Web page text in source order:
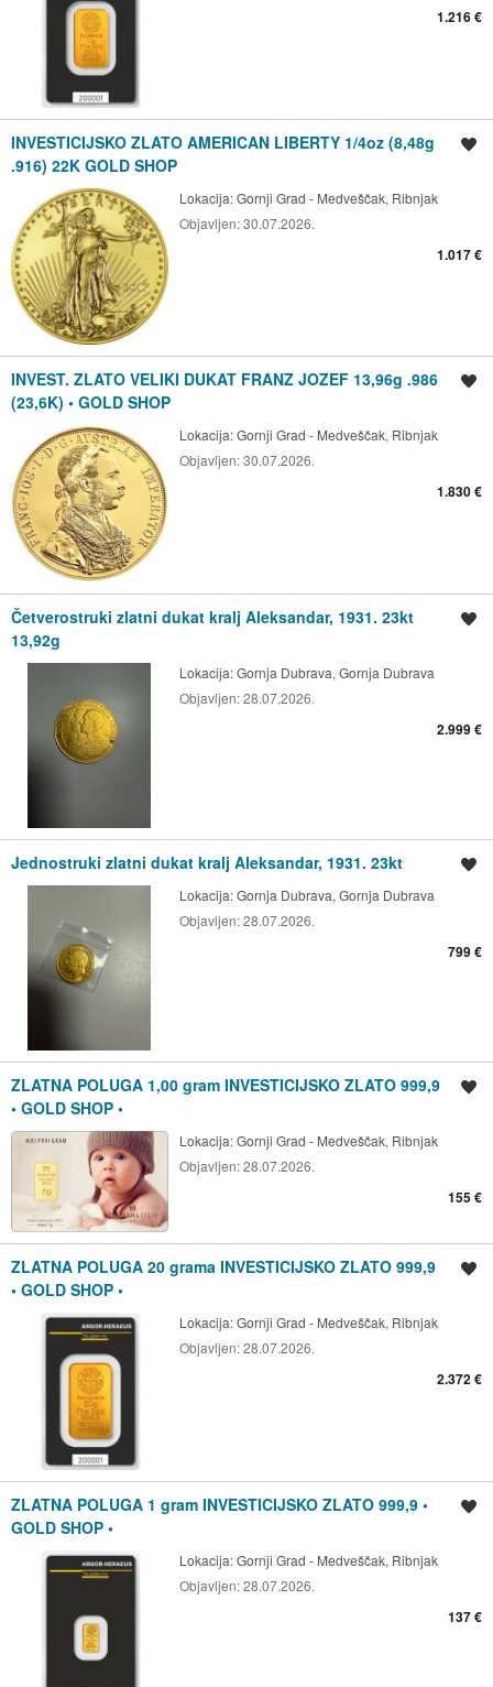
1.216 €
INVESTICIJSKO ZLATO AMERICAN LIBERTY 1/4oz (8,48g
.916) 22K GOLD SHOP
Lokacija:Gornji Grad - Medveščak, Ribnjak
Objavljen:30.07.2026.
1.017 €
INVEST. ZLATO VELIKI DUKAT FRANZ JOZEF 13,96g .986
(23,6K) • GOLD SHOP
Lokacija:Gornji Grad - Medveščak, Ribnjak
Objavljen:30.07.2026.
1.830 €
Četverostruki zlatni dukat kralj Aleksandar, 1931. 23kt
13,92g
Lokacija:Gornja Dubrava, Gornja Dubrava
Objavljen:28.07.2026.
2.999 €
Jednostruki zlatni dukat kralj Aleksandar, 1931. 23kt
Lokacija:Gornja Dubrava, Gornja Dubrava
Objavljen:28.07.2026.
799 €
ZLATNA POLUGA 1,00 gram INVESTICIJSKO ZLATO 999,9
• GOLD SHOP •
Lokacija:Gornji Grad - Medveščak, Ribnjak
Objavljen:28.07.2026.
155 €
ZLATNA POLUGA 20 grama INVESTICIJSKO ZLATO 999,9
• GOLD SHOP •
Lokacija:Gornji Grad - Medveščak, Ribnjak
Objavljen:28.07.2026.
2.372 €
ZLATNA POLUGA 1 gram INVESTICIJSKO ZLATO 999,9 •
GOLD SHOP •
Lokacija:Gornji Grad - Medveščak, Ribnjak
Objavljen:28.07.2026.
137 €